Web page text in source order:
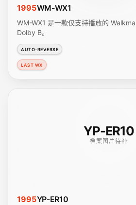
1995WM-WX1
WM-WX1 是一款仅支持播放的
Dolby B。
AUTO-REVERSE
LAST WX
YP-ER10
档案图片待补
1995YP-ER10